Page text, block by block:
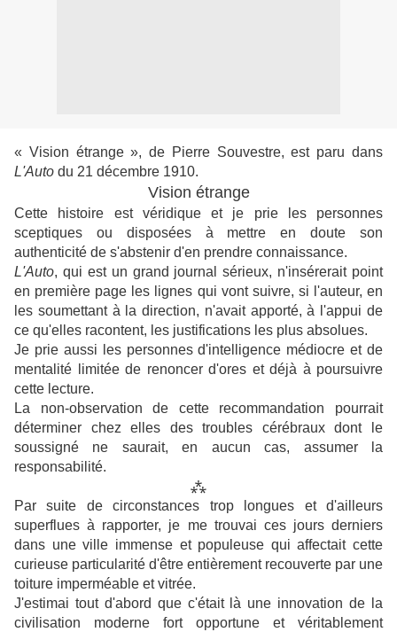
« Vision étrange », de Pierre Souvestre, est paru dans
L'Auto du 21 décembre 1910.
Vision étrange
Cette histoire est véridique et je prie les personnes
sceptiques ou disposées à mettre en doute son
authenticité de s'abstenir d'en prendre connaissance.
L'Auto, qui est un grand journal sérieux, n'insérerait point
en première page les lignes qui vont suivre, si l'auteur, en
les soumettant à la direction, n'avait apporté, à l'appui de
ce qu'elles racontent, les justifications les plus absolues.
Je prie aussi les personnes d'intelligence médiocre et de
mentalité limitée de renoncer d'ores et déjà à poursuivre
cette lecture.
La non-observation de cette recommandation pourrait
déterminer chez elles des troubles cérébraux dont le
soussigné ne saurait, en aucun cas, assumer la
responsabilité.
⁂
Par suite de circonstances trop longues et d'ailleurs
superflues à rapporter, je me trouvai ces jours derniers
dans une ville immense et populeuse qui affectait cette
curieuse particularité d'être entièrement recouverte par une
toiture imperméable et vitrée.
J'estimai tout d'abord que c'était là une innovation de la
civilisation moderne fort opportune et véritablement